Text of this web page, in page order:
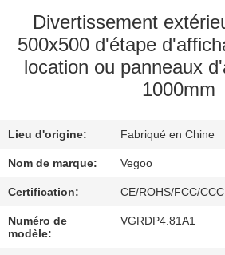
PROPOS
DE
NOUS
DE
L'USINE
CONTRÔLE
Divertissement
500x500 d'étape
location ou panneaux
1000mm
Lieu d'origine: Fabriqué en Chine
Nom de marque: Vegoo
Certification: CE/ROHS/FCC/CCC
Numéro de
modèle:
VGRDP4.81A1